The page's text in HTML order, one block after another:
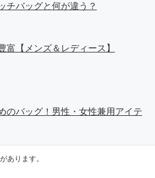
チバッグと何が違う？
【メンズ＆レディース】
のバッグ！男性・女性兼用アイテ
あります。